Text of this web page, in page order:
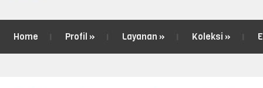
Home Profil » Layanan » Koleksi »